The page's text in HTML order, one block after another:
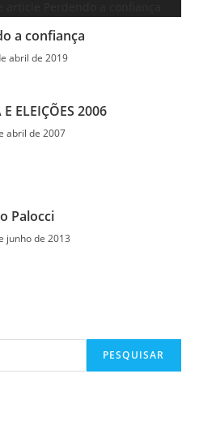
a confiança
abril de 2019
ELEIÇÕES 2006
abril de 2007
Palocci
junho de 2013
PESQUISAR